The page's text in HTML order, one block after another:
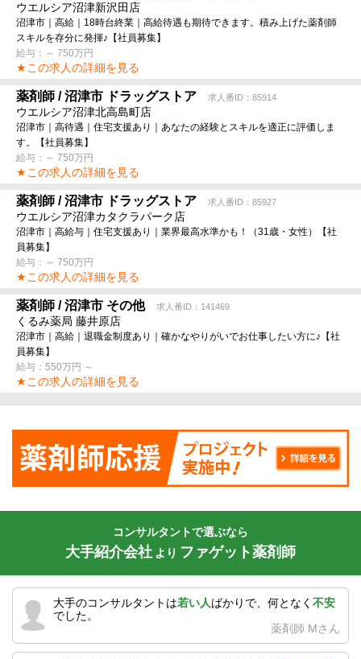
ウエルシア沼津新沢田店
沼津市｜高給｜18時台終業｜高給待遇も期待できます。積み上げた薬剤師
スキルを存分に発揮♪【社員募集】
給与：～ 750万円
★この求人の詳細を見る
薬剤師 / 沼津市 ドラッグストア 求人番ID：85914
ウエルシア沼津北高島町店
沼津市｜高待遇｜住宅支援あり｜あなたの経験とスキルを適正に評価しま
す。【社員募集】
給与：～ 750万円
★この求人の詳細を見る
薬剤師 / 沼津市 ドラッグストア 求人番ID：85927
ウエルシア沼津カタクラパーク店
沼津市｜高給与｜住宅支援あり｜業界最高水準かも！（31歳・女性）【社
員募集】
給与：～ 750万円
★この求人の詳細を見る
薬剤師 / 沼津市 その他 求人番ID：141469
くるみ薬局 藤井原店
沼津市｜高給｜退職金制度あり｜確かなやりがいでお仕事したい方に♪【社
員募集】
給与：550万円 ～
★この求人の詳細を見る
コンサルタントで選ぶなら
大手紹介会社 より ファゲット薬剤師
大手のコンサルタントは若い人ばかりで、何となく 不安
でした。
薬剤師 Mさん